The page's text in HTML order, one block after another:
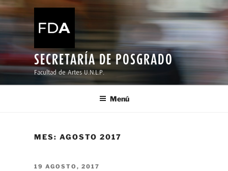
Ir
al
contenido
SECRETARÍA DE POSGRADO
Facultad de Artes U.N.L.P.
Menú
MES:AGOSTO 2017
PUBLICADO
19 AGOSTO, 2017